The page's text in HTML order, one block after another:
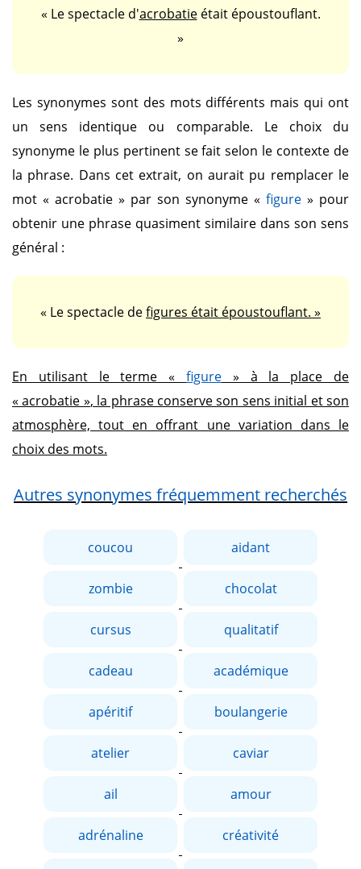
« Le spectacle d'acrobatieétait époustouflant.
»
Les synonymes sont des mots différents mais qui ont
un sens identique ou comparable. Le choix du
synonyme le plus pertinent se fait selon le contexte de
la phrase. Dans cet extrait, on aurait pu remplacer le
mot « acrobatie » par son synonyme « figure » pour
obtenir une phrase quasiment similaire dans son sens
général :
« Le spectacle defigures était époustouflant. »
En utilisant le terme«figure » à la place de
« acrobatie », la phrase conserve son sens initial et son
atmosphère, tout en offrant une variation dans le
choix des mots.
Autres synonymes fréquemment recherchés
coucou aidant
zombie chocolat
cursus qualitatif
cadeau académique
apéritif boulangerie
atelier caviar
ail amour
adrénaline créativité